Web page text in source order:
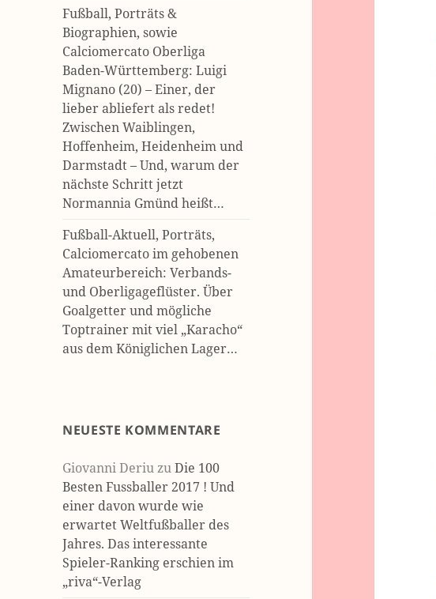
Fußball, Porträts &
Biographien, sowie
Calciomercato Oberliga
Baden-Württemberg: Luigi
Mignano (20) – Einer, der
lieber abliefert als redet!
Zwischen Waiblingen,
Hoffenheim, Heidenheim und
Darmstadt – Und, warum der
nächste Schritt jetzt
Normannia Gmünd heißt…
Fußball-Aktuell, Porträts,
Calciomercato im gehobenen
Amateurbereich: Verbands-
und Oberligageflüster. Über
Goalgetter und mögliche
Toptrainer mit viel „Karacho“
aus dem Königlichen Lager…
NEUESTE KOMMENTARE
Giovanni DeriuzuDie 100
Besten Fussballer 2017 ! Und
einer davon wurde wie
erwartet Weltfußballer des
Jahres. Das interessante
Spieler-Ranking erschien im
„riva“-Verlag